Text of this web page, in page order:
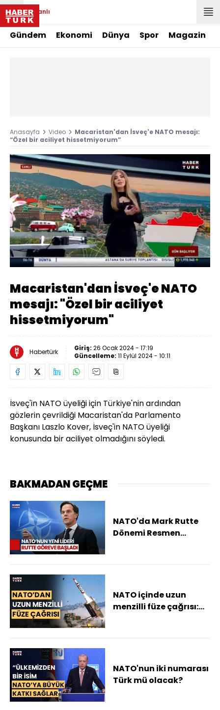
Canlı
Gündem Ekonomi Dünya Spor Magazin
Anasayfa Video
Macaristan'dan İsveç'e NATO mesajı:
“Özel bir aciliyet hissetmiyorum”
Sesi
Aç
Yüklendi:
33.66%
Oynatma
Hızı
Macaristan'dan İsveç'e NATO
mesajı: "Özel bir aciliyet
hissetmiyorum"
Habertürk Giriş: 26 Ocak 2024 - 17:19
Güncelleme: 11 Eylül 2024 - 10:11
İsveç'in NATO üyeliği için Türkiye'nin ardından
gözlerin çevrildiği Macaristan'da Parlamento
Başkanı Laszlo Kover, İsveç'in NATO üyeliği
konusunda bir aciliyet olmadığını söyledi.
BAKMADAN GEÇME
NATO'da Mark Rutte
Dönemi Resmen
NATO içinde uzun
menzilli füze çağrısı:
kullanılmalı
NATO'nun iki numarası
Türk mü olacak?